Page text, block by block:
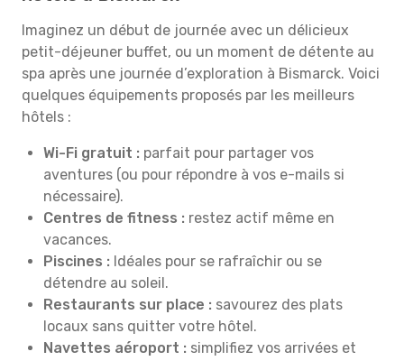
Imaginez un début de journée avec un délicieux
petit-déjeuner buffet, ou un moment de détente au
spa après une journée d’exploration à Bismarck. Voici
quelques équipements proposés par les meilleurs
hôtels :
Wi-Fi gratuit : parfait pour partager vos
aventures (ou pour répondre à vos e-mails si
nécessaire).
Centres de fitness : restez actif même en
vacances.
Piscines : Idéales pour se rafraîchir ou se
détendre au soleil.
Restaurants sur place : savourez des plats
locaux sans quitter votre hôtel.
Navettes aéroport : simplifiez vos arrivées et